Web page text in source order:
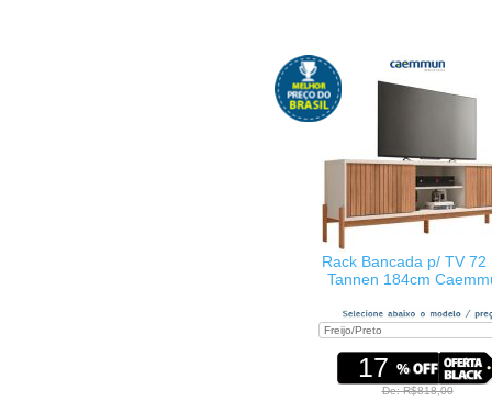
Rack Bancada p/ TV 72
Tannen 184cm
17
De: R$818,00